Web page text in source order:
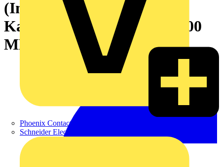
Phoenix Contact
Schneider Electric
(Industriesteckverbinder),
Kabellänge: 3 m, Cat. 5e, 100
MBit/s